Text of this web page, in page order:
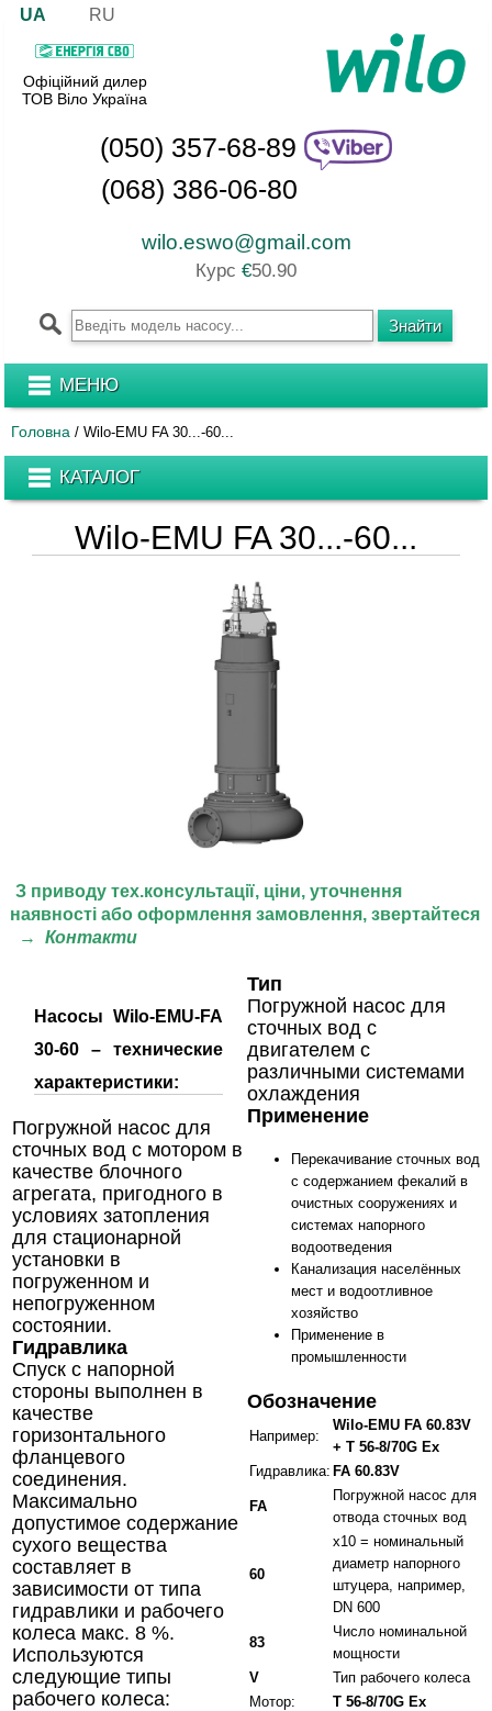
UA RU
Офіційний дилер
ТОВ Віло Україна
(050) 357-68-89
(068) 386-06-80
wilo.eswo@gmail.com
Курс €50.90
МЕНЮ
Головна / Wilo-EMU FA 30...-60...
КАТАЛОГ
Wilo-EMU FA 30...-60...
З приводу тех.консультації, ціни, уточнення
наявності або оформлення замовлення, звертайтеся
→
Контакти
Насосы Wilo-EMU-FA
30-60 – технические
характеристики:
Погружной насос для
сточных вод с мотором в
качестве блочного
агрегата, пригодного в
условиях затопления
для стационарной
установки в
погруженном и
непогруженном
состоянии.
Гидравлика
Спуск с напорной
стороны выполнен в
качестве
горизонтального
фланцевого
соединения.
Максимально
допустимое содержание
сухого вещества
составляет в
зависимости от типа
гидравлики и рабочего
колеса макс. 8 %.
Используются
следующие типы
рабочего колеса:
Тип
Погружной насос для
сточных вод с
двигателем с
различными системами
охлаждения
Применение
Перекачивание сточных вод
с содержанием фекалий в
очистных сооружениях и
системах напорного
водоотведения
Канализация населённых
мест и водоотливное
хозяйство
Применение в
промышленности
Обозначение
Например:
Wilo-EMU FA 60.83V
+ T 56-8/70G Ex
Гидравлика: FA 60.83V
FA
Погружной насос для
отвода сточных вод
60
x10 = номинальный
диаметр напорного
штуцера, например,
DN 600
83
Число номинальной
мощности
V
Тип рабочего колеса
Мотор:
T 56-8/70G Ex